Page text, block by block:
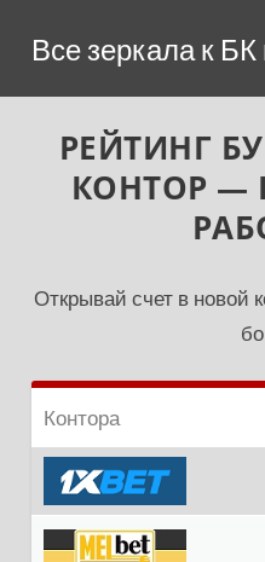
Все зеркала к БК
РЕЙТИНГ
КОНТОР —
Открывай счет в новой
Контора